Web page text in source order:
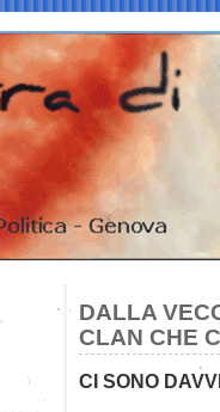
DALLA
CLAN CHE
CI SONO